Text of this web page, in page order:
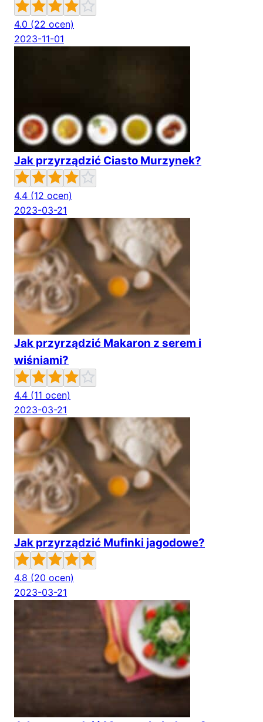
4.0 (22 ocen)
2023-11-01
Jak przyrządzić Ciasto Murzynek?
4.4 (12 ocen)
2023-03-21
Jak przyrządzić Makaron z serem i
wiśniami?
4.4 (11 ocen)
2023-03-21
Jak przyrządzić Mufinki jagodowe?
4.8 (20 ocen)
2023-03-21